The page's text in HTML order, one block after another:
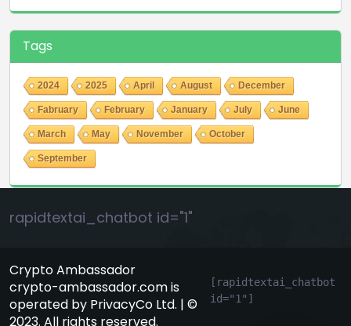
Tags
2024 2025 April August December
Fabruary February January July June
March May November October
September
rapidtextai_chatbot id="1"
Crypto Ambassador
crypto-ambassador.com is
operated by PrivacyCo Ltd. | ©
2023. All rights reserved.
[rapidtextai_chatbot
id="1"]
GeekyBot